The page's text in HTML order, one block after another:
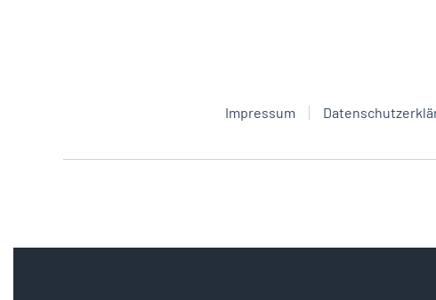
Impressum